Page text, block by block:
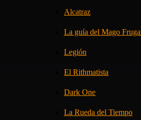
Alcatraz
La guía del Mago
Legión
El Rithmatista
Dark One
La Rueda del Tiempo